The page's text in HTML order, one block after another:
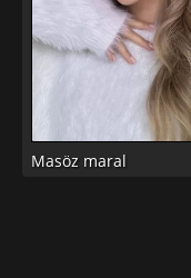
Masöz maral